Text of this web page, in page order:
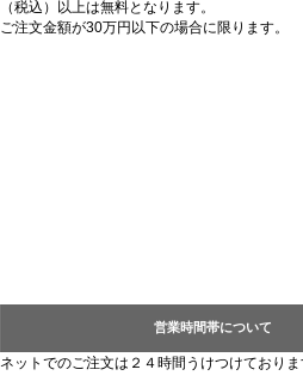
（税込）以上は無料となります。
ご注文金額が30万円以下の場合に限ります。
営業時間帯について
ネットでのご注文は２４時間うけつけており